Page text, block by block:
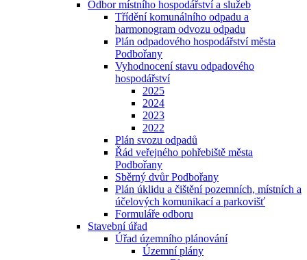
Odbor místního hospodářství a služeb
Třídění komunálního odpadu a
harmonogram odvozu odpadu
Plán odpadového hospodářství města
Podbořany
Vyhodnocení stavu odpadového
hospodářství
2025
2024
2023
2022
Plán svozu odpadů
Řád veřejného pohřebiště města
Podbořany
Sběrný dvůr Podbořany
Plán úklidu a čištění pozemních, místních a
účelových komunikací a parkovišť
Formuláře odboru
Stavební úřad
Úřad územního plánování
Územní plány